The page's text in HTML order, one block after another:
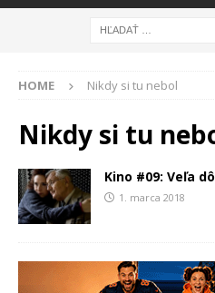
HOME Nikdy si tu nebol
Nikdy si tu
Kino #09: Veľa
1. marca 2018